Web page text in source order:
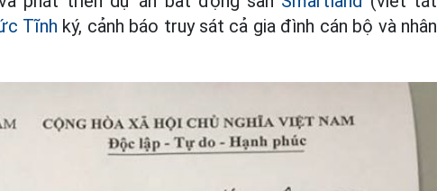
Tĩnh ký, cảnh báo truy sát cả gia đình cán bộ và nhân